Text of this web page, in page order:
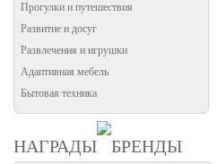
Прогулки и путешествия
Развитие и досуг
Развлечения и игрушки
Адаптивная мебель
Бытовая техника
НАГРАДЫ БРЕНДЫ